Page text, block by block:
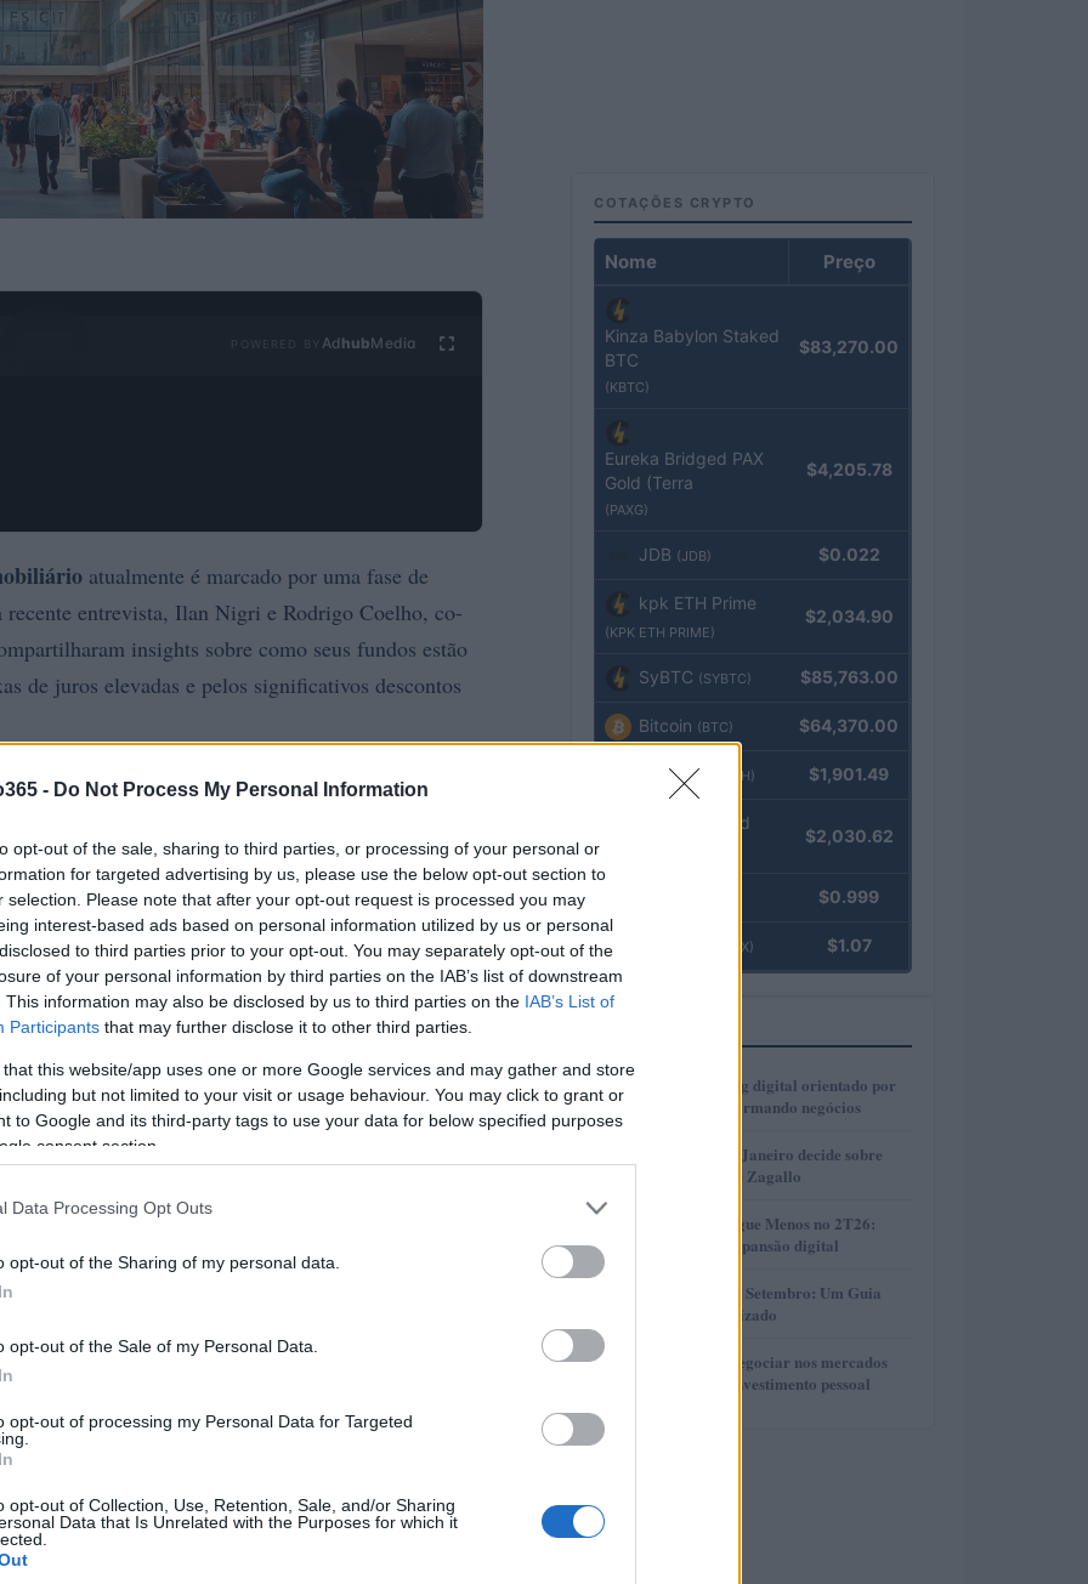
- Do Not Process My Personal Information
opt-out of the sale, sharing to third parties, or processing of your personal or
for targeted advertising by us, please use the below opt-out section to
selection. Please note that after your opt-out request is processed you may
interest-based ads based on personal information utilized by us or personal
to third parties prior to your opt-out. You may separately opt-out of the
of your personal information by third parties on the IAB’s list of downstream
This information may also be disclosed by us to third parties on the IAB’s List of
Participants that may further disclose it to other third parties.
that this website/app uses one or more Google services and may gather and store
but not limited to your visit or usage behaviour. You may click to grant or
to Google and its third-party tags to use your data for below specified purposes
consent section.
Data Processing Opt Outs
opt-out of the Sharing of my personal data.
opt-out of the Sale of my Personal Data.
opt-out of processing my Personal Data for Targeted
opt-out of Collection, Use, Retention, Sale, and/or Sharing
Data that Is Unrelated with the Purposes for which it
Ad hubMedia
atualmente é marcado por uma fase de
entrevista, Ilan Nigri e Rodrigo Coelho, co-
insights sobre como seus fundos estão
de juros elevadas e pelos significativos descontos
VISC11
de seus resultados acumulados enquanto
no último ano até julho, o fundo gerou R$ 0,86
0,98 por ação em receita não distribuída.
financeira
de 25% no Shopping Paralela, em Salvador,
Atualmente, o VISC11 apresenta um resultado
quase dois meses de distribuições. Coelho
COTAÇÕES CRYPTO
Nome Preço
Kinza Babylon Staked
BTC
(KBTC)
$83,270.00
Eureka Bridged PAX
Gold (Terra
(PAXG)
$4,205.78
JDB (JDB) $0.022
kpk ETH Prime
(KPK ETH PRIME)
$2,034.90
SyBTC (SYBTC) $85,763.00
Bitcoin (BTC) $64,370.00
Ethereum (ETH) $1,901.49
kpk ETH Yield
$2,030.62
$0.999
(USDEX) $1.07
1
Como o marketing digital orientado por
dados está transformando negócios
2
Justiça do Rio de Janeiro decide sobre
divisão de bens de Zagallo
3
Resultados da Pague Menos no 2T26:
lucro, receita e expansão digital
Taxas de CDB em Setembro: Um Guia
Completo e Atualizado
5
Descubra como negociar nos mercados
financeiros sem investimento pessoal